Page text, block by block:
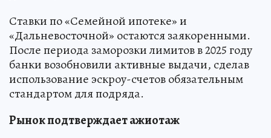
Ставки по «Семейной ипотеке» и
«Дальневосточной» остаются заякоренными.
После периода заморозки лимитов в 2025 году
банки возобновили активные выдачи, сделав
использование эскроу-счетов обязательным
стандартом для подряда.
Рынок подтверждает ажиотаж